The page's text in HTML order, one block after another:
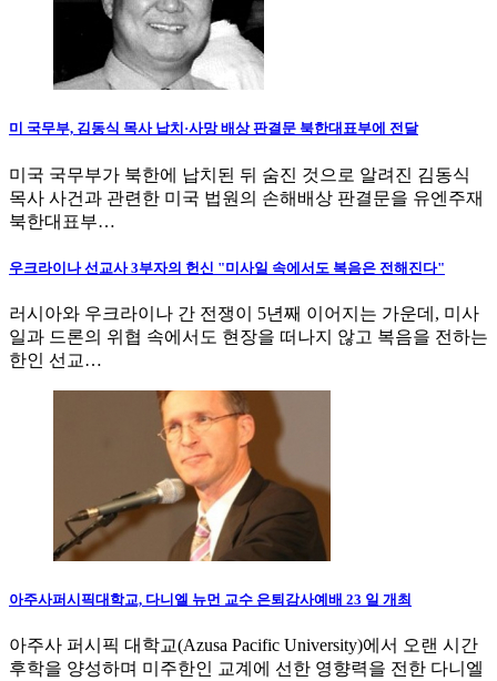
미 국무부, 김동식 목사 납치·사망 배상 판결문 북한대표부에 전달
미국 국무부가 북한에 납치된 뒤 숨진 것으로 알려진 김동식
목사 사건과 관련한 미국 법원의 손해배상 판결문을 유엔주재
북한대표부…
우크라이나 선교사 3부자의 헌신 "미사일 속에서도 복음은 전해진다"
러시아와 우크라이나 간 전쟁이 5년째 이어지는 가운데, 미사
일과 드론의 위협 속에서도 현장을 떠나지 않고 복음을 전하는
한인 선교…
아주사퍼시픽대학교, 다니엘 뉴먼 교수 은퇴감사예배 23 일 개최
아주사 퍼시픽 대학교(Azusa Pacific University)에서 오랜 시간
후학을 양성하며 미주한인 교계에 선한 영향력을 전한 다니엘